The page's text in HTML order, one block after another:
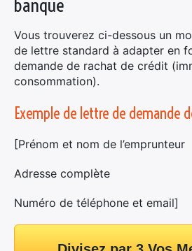
banque
Vous trouverez ci-dessous un
de lettre standard à adapter en
demande de rachat de crédit
consommation).
Exemple de lettre de demande
[Prénom et nom de l’emprunteur
Adresse complète
Numéro de téléphone et email]